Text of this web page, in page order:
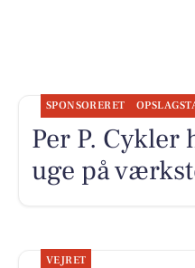
SPONSORERET
Per P. Cykler
uge på
VEJRET